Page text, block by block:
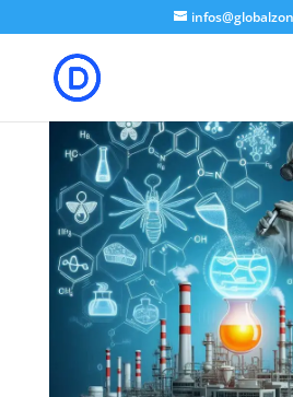
google-site-verification: